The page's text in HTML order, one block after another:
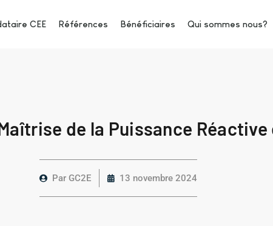
CEE Références Bénéficiaires Qui sommes nous?
de la Puissance
Par GC2E 13 novembre 2024